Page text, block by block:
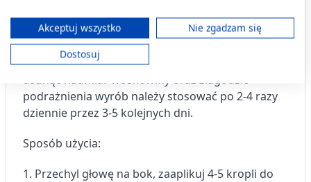
Dawkowanie
W celu zapobiegania powstawania woskowiny
krople należy stosować 1 raz w tygodniu.
usunąć nadmiar woskowiny oraz złagodzić
podrażnienia wyrób należy stosować po 2-4 razy
dziennie przez 3-5 kolejnych dni.
Sposób użycia:
1. Przechyl głowę na bok, zaaplikuj 4-5 kropli do
ograniczonych danych do wyboru treści.
Dane mogą być udostępniane poza Unię Europejską i wysyłane do USA.
Twoja zgoda i polityka cookie dotyczą wyłącznie tej witryny/aplikacji.
Wyświetl listę partnerów (11 dostawców IAB)
Cele przetwarzania IAB:
Przechowywanie informacji na urządzeniu
wyboru reklam
Akceptuj wszystko
Nie zgadzam się
Dostosuj